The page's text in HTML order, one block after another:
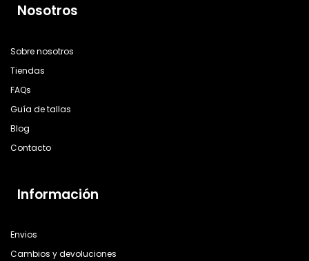
Nosotros
Sobre nosotros
Tiendas
FAQs
Guía de tallas
Blog
Contacto
Información
Envios
Cambios y devoluciones